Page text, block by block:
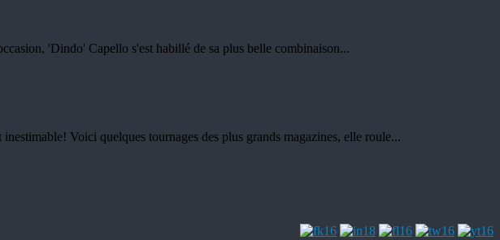
'Dindo' Capello s'est habillé de sa plus belle combinaison...
Voici quelques tournages des plus grands magazines, elle roule...